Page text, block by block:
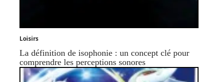
Loisirs
La définition de isophonie : un concept clé pour
comprendre les perceptions sonores